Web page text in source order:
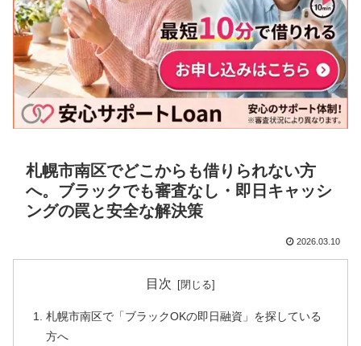
札幌市南区でどこからも借りられない方
へ。ブラックでも審査なし・即日キャッシ
ングの罠と安全な解決策
2026.03.10
目次
札幌市南区で「ブラックOKの即日融資」を探している
方へ